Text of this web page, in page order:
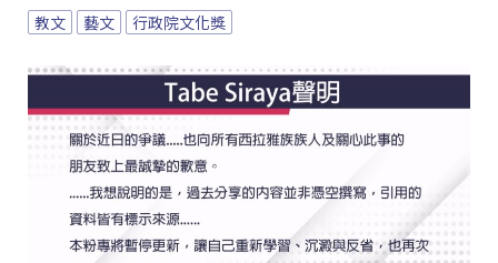
教文 藝文 行政院文化獎